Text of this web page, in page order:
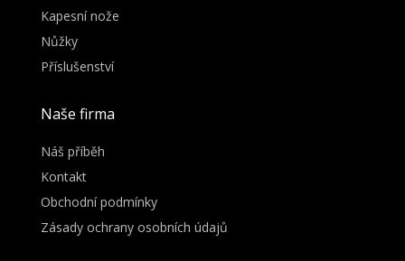
Kapesní nože
Nůžky
Příslušenství
Naše firma
Náš příběh
Kontakt
Obchodní podmínky
Zásady ochrany osobních údajů